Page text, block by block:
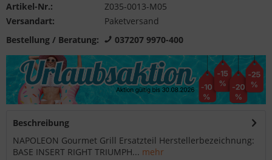
Artikel-Nr.:
Z035-0013-M05
Versandart:
Paketversand
Bestellung / Beratung:
037207 9970-400
Beschreibung
NAPOLEON Gourmet Grill Ersatzteil Herstellerbezeichnung:
BASE INSERT RIGHT TRIUMPH... mehr